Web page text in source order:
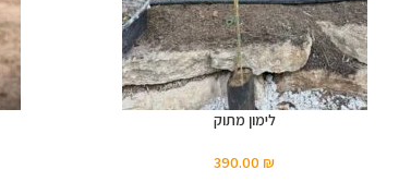
לימון מתוק
390.00₪